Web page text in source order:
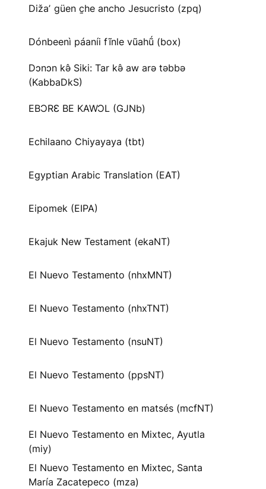
Dižaʼ güen c̱he ancho Jesucristo (zpq)
Dónbeenì páaníi fĩnle vũahṹ (box)
Dɔnɔn kə̂ Siki: Tar kə̂ aw arə təbbə
(KabbaDkS)
EBƆRƐ BE KAWƆL (GJNb)
Echilaano Chiyayaya (tbt)
Egyptian Arabic Translation (EAT)
Eipomek (EIPA)
Ekajuk New Testament (ekaNT)
El Nuevo Testamento (nhxMNT)
El Nuevo Testamento (nhxTNT)
El Nuevo Testamento (nsuNT)
El Nuevo Testamento (ppsNT)
El Nuevo Testamento en matsés (mcfNT)
El Nuevo Testamento en Mixtec, Ayutla
(miy)
El Nuevo Testamento en Mixtec, Santa
María Zacatepeco (mza)